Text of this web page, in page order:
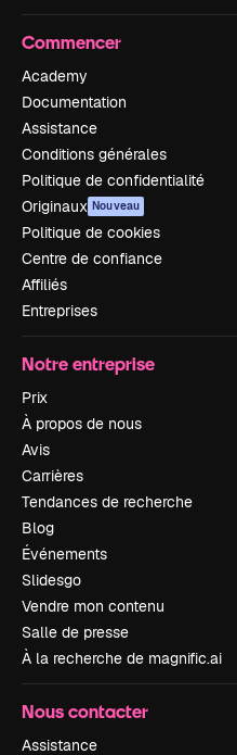
Commencer
Academy
Documentation
Assistance
Conditions générales
Politique de confidentialité
Originaux Nouveau
Politique de cookies
Centre de confiance
Affiliés
Entreprises
Notre entreprise
Prix
À propos de nous
Avis
Carrières
Tendances de recherche
Blog
Événements
Slidesgo
Vendre mon contenu
Salle de presse
À la recherche de magnific.ai
Nous contacter
Assistance